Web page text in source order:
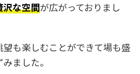
沢な空間が広がっておりまし
も楽しむことができて場も盛
ました。